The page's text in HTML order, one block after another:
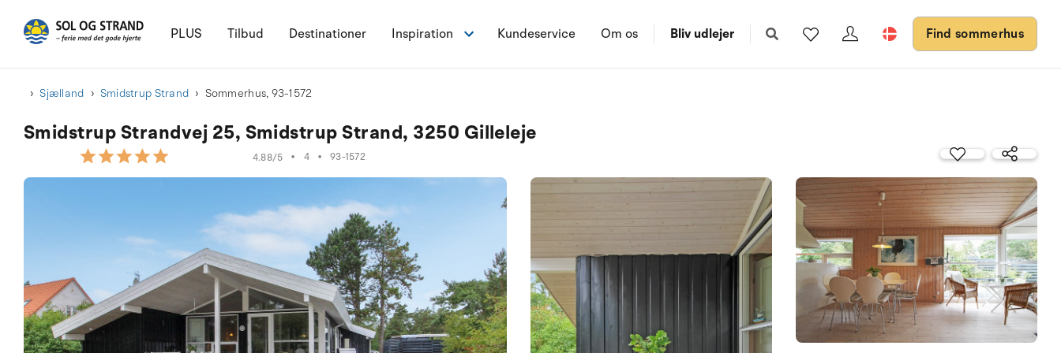
PLUS Tilbud Destinationer Inspiration Kundeservice Om os Bliv udlejer Find sommerhus
Sjælland Smidstrup Strand Sommerhus, 93-1572
Smidstrup Strandvej 25, Smidstrup Strand, 3250 Gilleleje
4.88/5 • 4 • 93-1572